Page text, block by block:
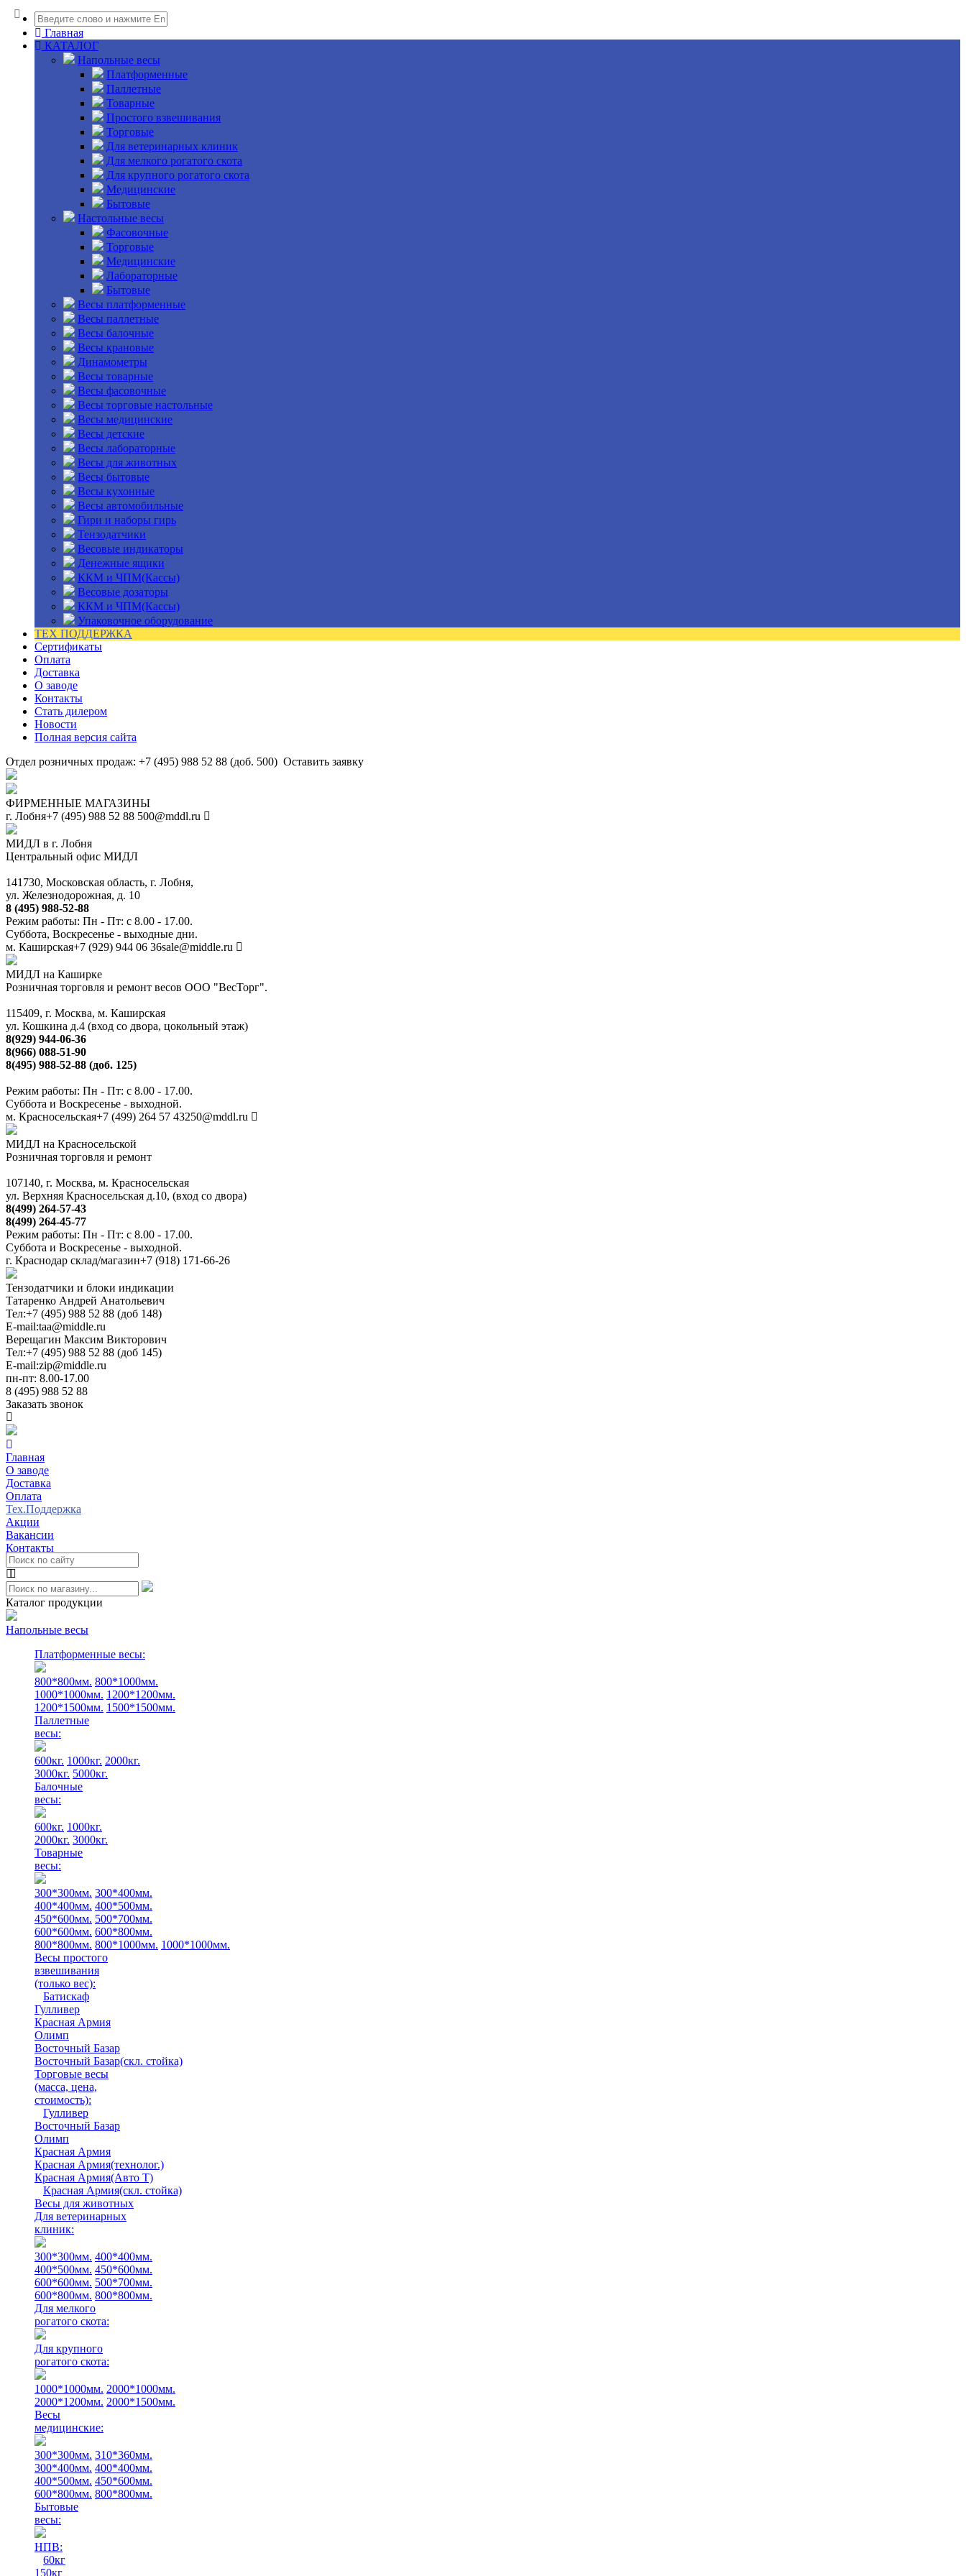
Главная
КАТАЛОГ
Напольные весы
Платформенные
Паллетные
Товарные
Простого взвешивания
Торговые
Для ветеринарных клиник
Для мелкого рогатого скота
Для крупного рогатого скота
Медицинские
Бытовые
Настольные весы
Фасовочные
Торговые
Медицинские
Лабораторные
Бытовые
Весы платформенные
Весы паллетные
Весы балочные
Весы крановые
Динамометры
Весы товарные
Весы фасовочные
Весы торговые настольные
Весы медицинские
Весы детские
Весы лабораторные
Весы для животных
Весы бытовые
Весы кухонные
Весы автомобильные
Гири и наборы гирь
Тензодатчики
Весовые индикаторы
Денежные ящики
ККМ и ЧПМ(Кассы)
Весовые дозаторы
ККМ и ЧПМ(Кассы)
Упаковочное оборудование
ТЕХ ПОДДЕРЖКА
Сертификаты
Оплата
Доставка
О заводе
Контакты
Стать дилером
Новости
Полная версия сайта
Отдел розничных продаж: +7 (495) 988 52 88 (доб. 500) Оставить заявку
ФИРМЕННЫЕ МАГАЗИНЫ
г. Лобня+7 (495) 988 52 88 500@mddl.ru
МИДЛ в г. Лобня
Центральный офис МИДЛ
141730, Московская область, г. Лобня,
ул. Железнодорожная, д. 10
8 (495) 988-52-88
Режим работы: Пн - Пт: с 8.00 - 17.00.
Суббота, Воскресенье - выходные дни.
м. Каширская+7 (929) 944 06 36sale@middle.ru
МИДЛ на Каширке
Розничная торговля и ремонт весов ООО "ВесТорг".
115409, г. Москва, м. Каширская
ул. Кошкина д.4 (вход со двора, цокольный этаж)
8(929) 944-06-36
8(966) 088-51-90
8(495) 988-52-88 (доб. 125)
Режим работы: Пн - Пт: с 8.00 - 17.00.
Суббота и Воскресенье - выходной.
м. Красносельская+7 (499) 264 57 43250@mddl.ru
МИДЛ на Красносельской
Розничная торговля и ремонт
107140, г. Москва, м. Красносельская
ул. Верхняя Красносельская д.10, (вход со двора)
8(499) 264-57-43
8(499) 264-45-77
Режим работы: Пн - Пт: с 8.00 - 17.00.
Суббота и Воскресенье - выходной.
г. Краснодар склад/магазин+7 (918) 171-66-26
Тензодатчики и блоки индикации
Татаренко Андрей Анатольевич
Тел:+7 (495) 988 52 88 (доб 148)
E-mail:taa@middle.ru
Верещагин Максим Викторович
Тел:+7 (495) 988 52 88 (доб 145)
E-mail:zip@middle.ru
пн-пт: 8.00-17.00
8 (495) 988 52 88
Заказать звонок
Главная
О заводе
Доставка
Оплата
Тех.Поддержка
Акции
Вакансии
Контакты
Каталог продукции
Напольные весы
Платформенные весы:
800*800мм. 800*1000мм.
1000*1000мм. 1200*1200мм.
1200*1500мм. 1500*1500мм.
Паллетные
весы:
600кг. 1000кг. 2000кг.
3000кг. 5000кг.
Балочные
весы:
600кг. 1000кг.
2000кг. 3000кг.
Товарные
весы:
300*300мм. 300*400мм.
400*400мм. 400*500мм.
450*600мм. 500*700мм.
600*600мм. 600*800мм.
800*800мм. 800*1000мм. 1000*1000мм.
Весы простого
взвешивания
(только вес):
Батискаф
Гулливер
Красная Армия
Олимп
Восточный Базар
Восточный Базар(скл. стойка)
Торговые весы
(масса, цена,
стоимость):
Гулливер
Восточный Базар
Олимп
Красная Армия
Красная Армия(технолог.)
Красная Армия(Авто Т)
Красная Армия(скл. стойка)
Весы для животных
Для ветеринарных
клиник:
300*300мм. 400*400мм.
400*500мм. 450*600мм.
600*600мм. 500*700мм.
600*800мм. 800*800мм.
Для мелкого
рогатого скота:
Для крупного
рогатого скота:
1000*1000мм. 2000*1000мм.
2000*1200мм. 2000*1500мм.
Весы
медицинские:
300*300мм. 310*360мм.
300*400мм. 400*400мм.
400*500мм. 450*600мм.
600*800мм. 800*800мм.
Бытовые
весы:
НПВ:
60кг
150кг